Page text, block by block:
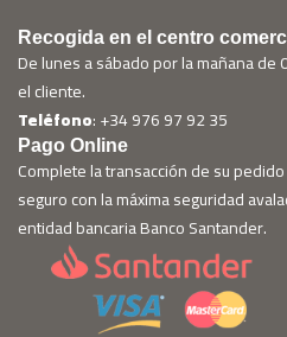
Recogida en el centro
De lunes a sábado por la mañana
el cliente.
Teléfono: +34 976 97 92 35
Pago Online
Complete la transacción de su
seguro con la máxima seguridad
entidad bancaria Banco Santander.